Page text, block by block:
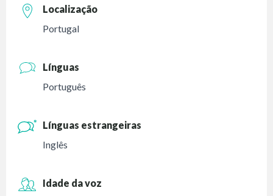
Localização
Portugal
Línguas
Português
Línguas estrangeiras
Inglês
Idade da voz